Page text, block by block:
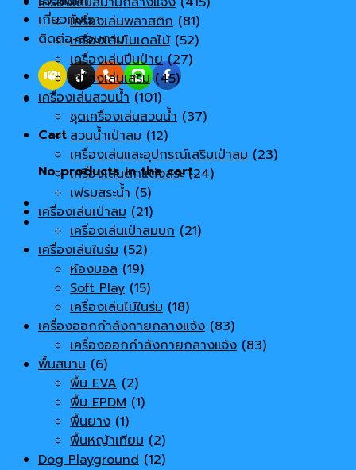
เกี่ยวกับเรา
ติดต่อ-สอบถาม
Cart
No products in the cart.
เครื่องเล่นพลาสติก (81)
เครื่องเล่นโมเดลไม้ (52)
เครื่องเล่นปีนป่าย (27)
เครื่องเล่นเสริม (45)
เครื่องเล่นสวนน้ำ (101)
ชุดเครื่องเล่นสวนน้ำ (37)
สวนน้ำเป่าลม (12)
เครื่องเล่นและอุปกรณ์เสริมเป่าลม (23)
เครื่องเล่นตกแต่งสระ (24)
เฟรมสระน้ำ (5)
เครื่องเล่นเป่าลม (21)
เครื่องเล่นเป่าลมบก (21)
เครื่องเล่นในร่ม (52)
ห้องบอล (19)
Soft Play (15)
เครื่องเล่นไม้ในร่ม (18)
เครื่องออกกำลังกายกลางแจ้ง (83)
เครื่องออกกำลังกายกลางแจ้ง (83)
พื้นสนาม (6)
พื้น EVA (2)
พื้น EPDM (1)
พื้นยาง (1)
พื้นหญ้าเทียม (2)
Dog Playground (12)